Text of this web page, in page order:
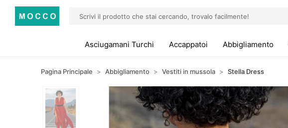
Asciugamani Turchi Accappatoi Abbigliamento
Pagina Principale Abbigliamento Vestiti in mussola Stella Dress